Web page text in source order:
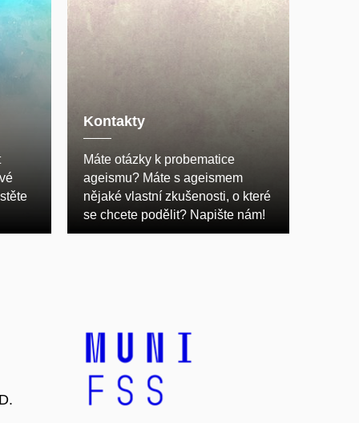
Kontakty
Máte otázky k probematice
ageismu? Máte s ageismem
nějaké vlastní zkušenosti, o které
se chcete podělit? Napište nám!